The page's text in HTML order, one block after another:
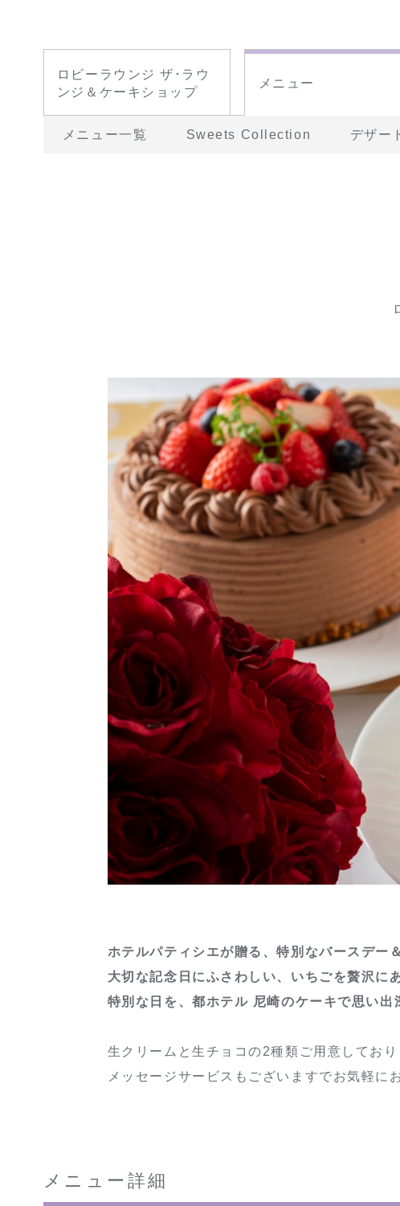
ロビーラウンジ ザ･ラウ
ンジ＆ケーキショップ
メニュー
メニュー一覧 Sweets Collection デザー
ホテルパティシエが贈る、特別なバースデー
大切な記念日にふさわしい、いちごを贅沢に
特別な日を、都ホテル 尼崎のケーキで思い出
生クリームと生チョコの2種類ご用意しており
メッセージサービスもございますでお気軽に
メニュー詳細